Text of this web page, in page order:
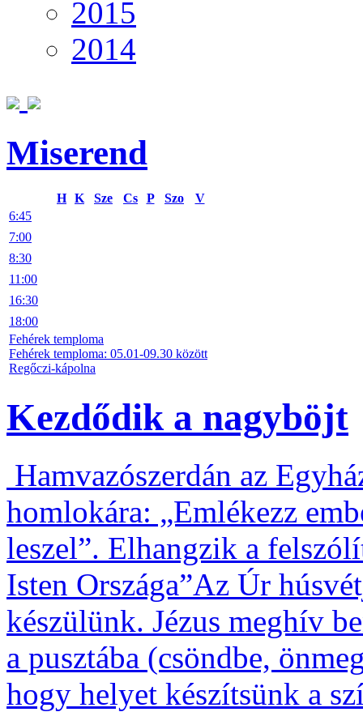
2015
2014
Miserend
H K Sze Cs P Szo
V
6:45
7:00
8:30
11:00
16:30
18:00
Fehérek temploma
Fehérek temploma: 05.01-09.30 között
Regőczi-kápolna
Kezdődik a nagyböjt
Hamvazószerdán az
homlokára: „Emlékezz
leszel”. Elhangzik a
Isten Országa”Az Úr
készülünk. Jézus meghív
a pusztába (csöndbe,
hogy helyet készítsünk a